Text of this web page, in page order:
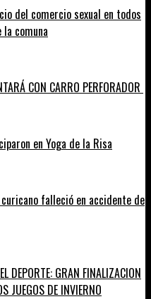
del comercio sexual en todos
comuna
CON CARRO PERFORADOR
en Yoga de la Risa
falleció en accidente de
DEPORTE: GRAN FINALIZACION
JUEGOS DE INVIERNO